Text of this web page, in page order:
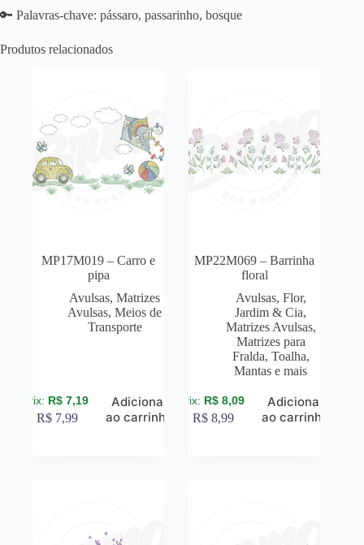
🔑 Palavras-chave: pássaro, passarinho, bosque
Produtos relacionados
MP17M019 – Carro e
pipa
Avulsas,Matrizes
Avulsas,Meios de
Transporte
R$ 7,19
R$ 7,99
Adicionar
ao carrinho
MP22M069 – Barrinha
floral
Avulsas, Flor,
Jardim & Cia,
Matrizes Avulsas,
Matrizes para
Fralda, Toalha,
Mantas e mais
R$ 8,09
R$ 8,99
Adicionar
ao carrinho